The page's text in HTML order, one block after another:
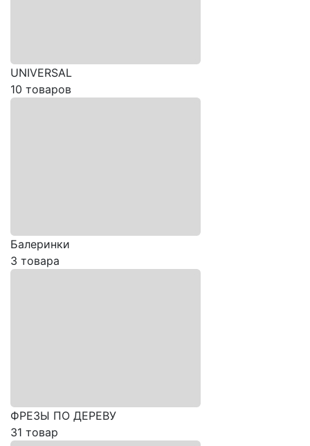
UNIVERSAL
10 товаров
Балеринки
3 товара
ФРЕЗЫ ПО ДЕРЕВУ
31 товар